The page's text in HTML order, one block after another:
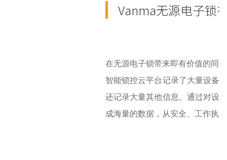
Vanma无源电子锁
在无源电子锁带来即有价值的同
智能锁控云平台记录了大量设备
还记录大量其他信息。通过对设
成海量的数据，从安全、工作执